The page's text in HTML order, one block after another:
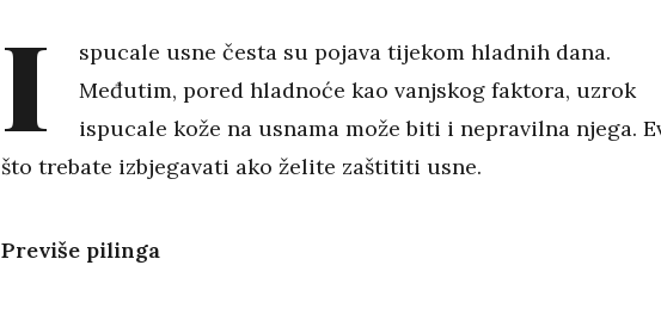
I
spucale usne česta su pojava tijekom hladnih dana.
Međutim, pored hladnoće kao vanjskog faktora, uzrok
ispucale kože na usnama može biti i nepravilna njega.
što trebate izbjegavati ako želite zaštititi usne.
Previše pilinga